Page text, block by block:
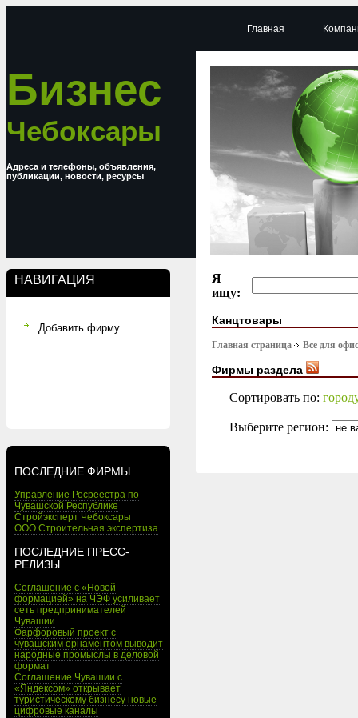
Бизнес
Чебоксары
Адреса и телефоны, объявления,
публикации, новости, ресурсы
НАВИГАЦИЯ
Добавить фирму
ПОСЛЕДНИЕ ФИРМЫ
Управление Росреестра по
Чувашской Республике
Стройэксперт Чебоксары
ООО Строительная экспертиза
ПОСЛЕДНИЕ ПРЕСС-
РЕЛИЗЫ
Соглашение с «Новой
формацией» на ЧЭФ усиливает
сеть предпринимателей
Чувашии
Фарфоровый проект с
чувашским орнаментом выводит
народные промыслы в деловой
формат
Соглашение Чувашии с
«Яндексом» открывает
туристическому бизнесу новые
цифровые каналы
Главная
Я
ищу:
Канцтовары
Главная страница Все для
Фирмы раздела
Сортировать по:
Выберите регион: